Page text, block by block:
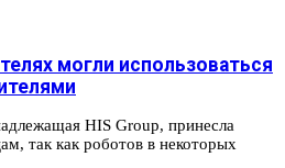
могли использоваться
HIS Group, принесла
так как роботов в некоторых